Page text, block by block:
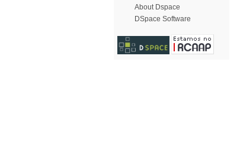
About Dspace
DSpace Software